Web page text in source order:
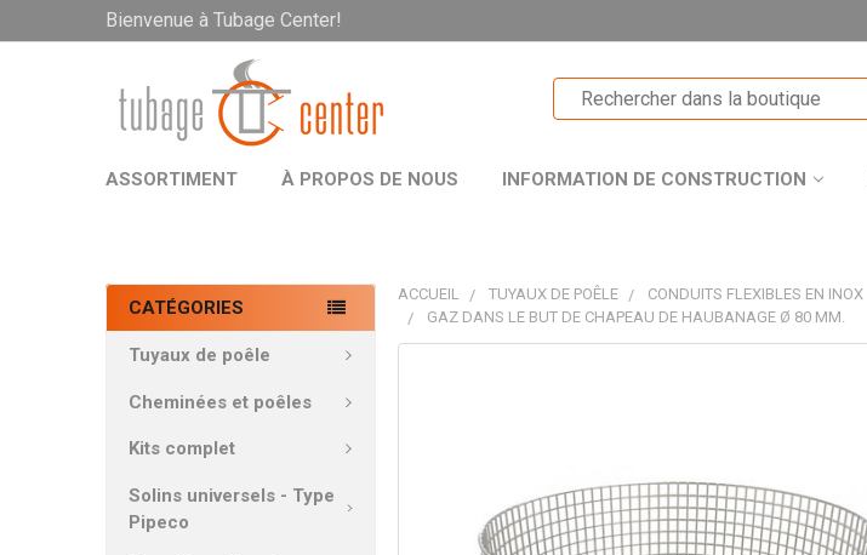
Bienvenue à Tubage Center!
ASSORTIMENT À PROPOS DE NOUS INFORMATION DE CONSTRUCTION
CATÉGORIES
Tuyaux de poêle
Cheminées et poêles
Kits complet
Solins universels - Type
Pipeco
ACCUEIL TUYAUX DE POÊLE CONDUITS FLEXIBLES EN INOX
GAZ DANS LE BUT DE CHAPEAU DE HAUBANAGE Ø 80 MM.
SÉLECTIONNER